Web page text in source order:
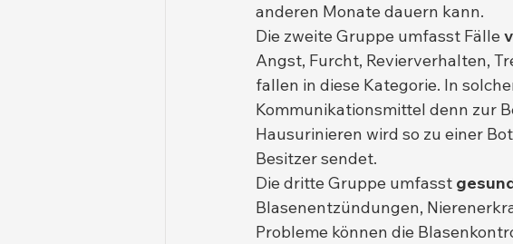
anderen Monate dauern kann.
Die zweite Gruppe umfasst Fälle
Angst, Furcht, Revierverhalten,
fallen in diese Kategorie. In
Kommunikationsmittel denn zur
Hausurinieren wird so zu einer
Besitzer sendet.
Die dritte Gruppe umfasst
Blasenentzündungen,
Probleme können die